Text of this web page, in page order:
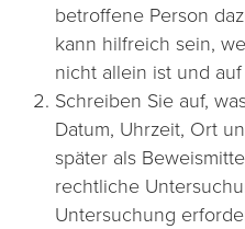
betroffene Person
kann hilfreich sein,
nicht allein ist und
Schreiben Sie auf,
Datum, Uhrzeit, Ort
später als
rechtliche
Untersuchung